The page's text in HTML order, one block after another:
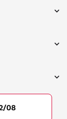
08